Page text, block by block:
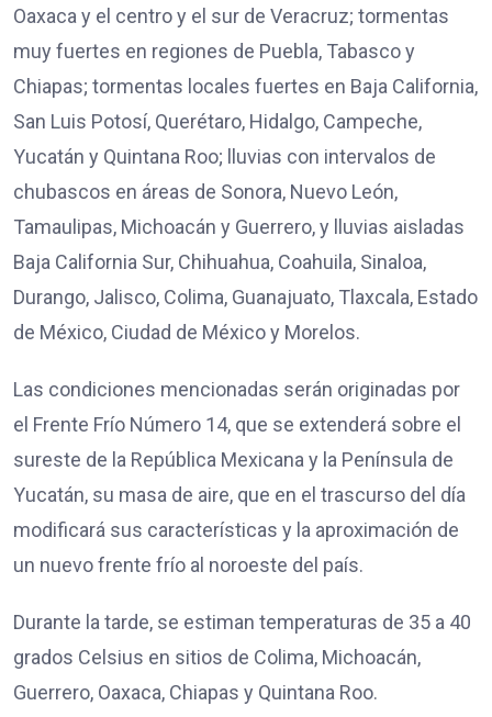
Oaxaca y el centro y el sur de Veracruz; tormentas
muy fuertes en regiones de Puebla, Tabasco y
Chiapas; tormentas locales fuertes en Baja California,
San Luis Potosí, Querétaro, Hidalgo, Campeche,
Yucatán y Quintana Roo; lluvias con intervalos de
chubascos en áreas de Sonora, Nuevo León,
Tamaulipas, Michoacán y Guerrero, y lluvias aisladas
Baja California Sur, Chihuahua, Coahuila, Sinaloa,
Durango, Jalisco, Colima, Guanajuato, Tlaxcala, Estado
de México, Ciudad de México y Morelos.
Las condiciones mencionadas serán originadas por
el Frente Frío Número 14, que se extenderá sobre el
sureste de la República Mexicana y la Península de
Yucatán, su masa de aire, que en el trascurso del día
modificará sus características y la aproximación de
un nuevo frente frío al noroeste del país.
Durante la tarde, se estiman temperaturas de 35 a 40
grados Celsius en sitios de Colima, Michoacán,
Guerrero, Oaxaca, Chiapas y Quintana Roo.